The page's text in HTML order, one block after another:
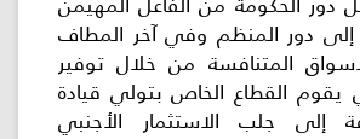
دور المنظم وفي آخر المطاف
المتنافسة من خلال توفير
القطاع الخاص بتولي قيادة
إلى جلب الاستثمار الأجنبي